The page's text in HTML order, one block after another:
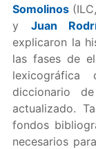
Somolinos
y Juan
explicaron la
las fases de
diccionario
actualizado.
fondos
necesarios